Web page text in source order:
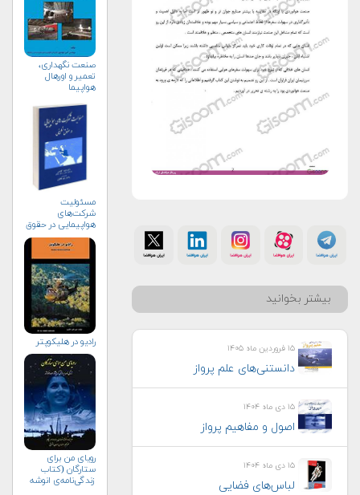
بیشتر بخوانید
۱۵ فروردین ماه ۱۴۰۵
دانستنی‌های علم پرواز
۱۵ دی ماه ۱۴۰۴
اصول و مفاهیم پرواز
۱۵ دی ماه ۱۴۰۴
لباس‌های فضایی
صنعت نگهداری،
تعمیر و اورهال
هواپیما
مسئولیت
شرکت‌های
هواپیمایی در حقوق
تطبیقی (+خرید)
راديو در هليكوپتر
رویای من برای
ستارگان (کتاب
زندگی‌نامه‌ی انوشه